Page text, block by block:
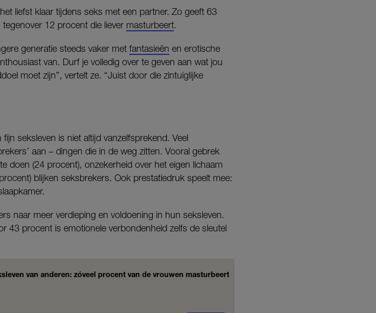
liefst klaar tijdens seks met een partner. Zo geeft 63
12 procent die liever masturbeert.
generatie steeds vaker met fantasieën en erotische
van. Durf je volledig over te geven aan wat jou
moet zijn”, vertelt ze. “Juist door die zintuiglijke
seksleven is niet altijd vanzelfsprekend. Veel
aan – dingen die in de weg zitten. Vooral gebrek
doen (24 procent), onzekerheid over het eigen lichaam
blijken seksbrekers. Ook prestatiedruk speelt mee:
naar meer verdieping en voldoening in hun seksleven.
43 procent is emotionele verbondenheid zelfs de sleutel
van anderen: zóveel procent van de vrouwen masturbeert